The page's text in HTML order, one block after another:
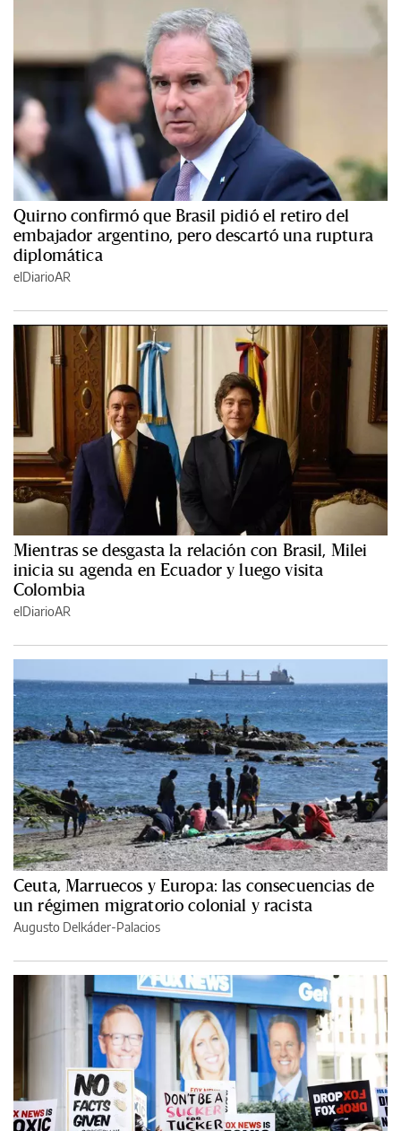
Quirno confirmó que Brasil pidió el retiro del
embajador argentino, pero descartó una ruptura
diplomática
elDiarioAR
Mientras se desgasta la relación con Brasil, Milei
inicia su agenda en Ecuador y luego visita
Colombia
elDiarioAR
Ceuta, Marruecos y Europa: las consecuencias de
un régimen migratorio colonial y racista
Augusto Delkáder-Palacios